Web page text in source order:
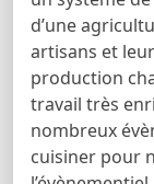
d’une
artisans et
production
travail très
nombreux
cuisiner pour